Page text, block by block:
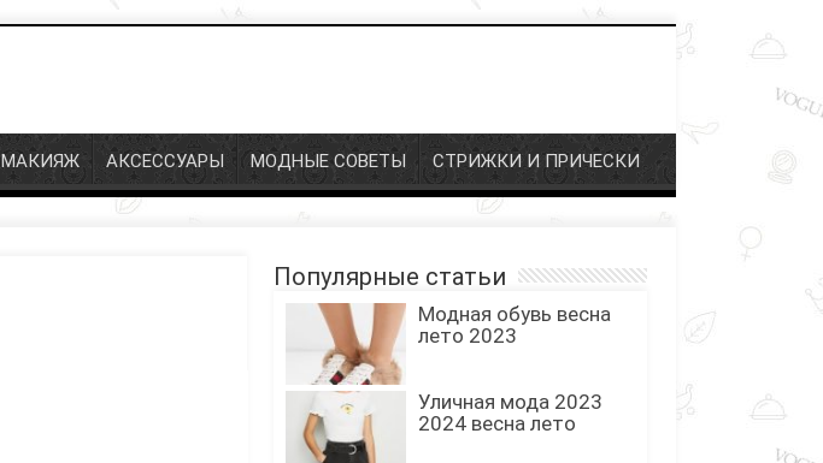
МАКИЯЖ АКСЕССУАРЫ МОДНЫЕ СОВЕТЫ СТРИЖКИ И ПРИЧЕСКИ
Популярные статьи
Модная обувь весна
лето 2023
Уличная мода 2023
2024 весна лето